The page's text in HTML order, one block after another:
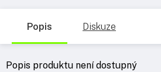
Popis Diskuze
Popis produktu není dostupný